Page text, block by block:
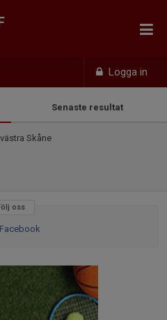
Logga in
Senaste resultat
Skåne
oss
Facebook